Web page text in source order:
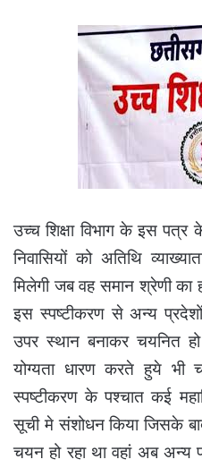
उच्च शिक्षा विभाग के इस
निवासियों को अतिथि
मिलेगी जब वह समान श्रेणी का
इस स्पष्टीकरण से अन्य
उपर स्थान बनाकर चयनित
योग्यता धारण करते हुये
स्पष्टीकरण के पश्चात कई
सूची मे संशोधन किया जिसके
चयन हो रहा था वहां अब